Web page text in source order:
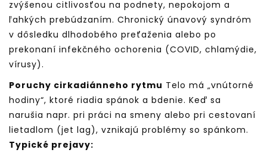
zvýšenou citlivosťou na podnety, nepokojom a
ľahkých prebúdzaním. Chronický únavový syndróm
v dôsledku dlhodobého preťaženia alebo po
prekonaní infekčného ochorenia (COVID, chlamýdie,
vírusy).
Poruchy cirkadiánneho rytmu Telo má „vnútorné
hodiny“, ktoré riadia spánok a bdenie. Keď sa
narušia napr. pri práci na smeny alebo pri cestovaní
lietadlom (jet lag), vznikajú problémy so spánkom.
Typické prejavy: